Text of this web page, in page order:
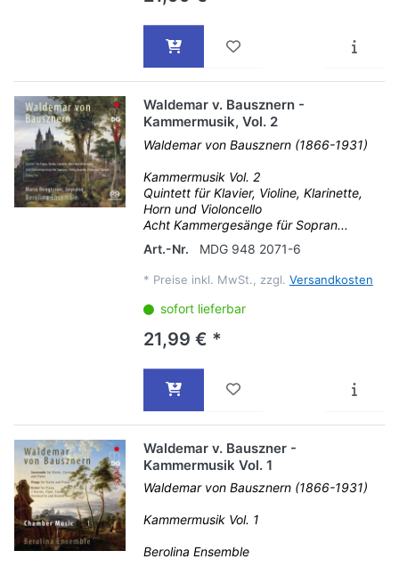
Waldemar v. Bausznern -
Kammermusik, Vol. 2
Waldemar von Bausznern (1866-1931)
Kammermusik Vol. 2
Quintett für Klavier, Violine, Klarinette,
Horn und Violoncello
Acht Kammergesänge für Sopran...
Art.-Nr.
MDG 948 2071-6
* Preise inkl. MwSt., zzgl. Versandkosten
sofort lieferbar
21,99 € *
Waldemar v. Bauszner -
Kammermusik Vol. 1
Waldemar von Bausznern (1866-1931)
Kammermusik Vol. 1
Berolina Ensemble